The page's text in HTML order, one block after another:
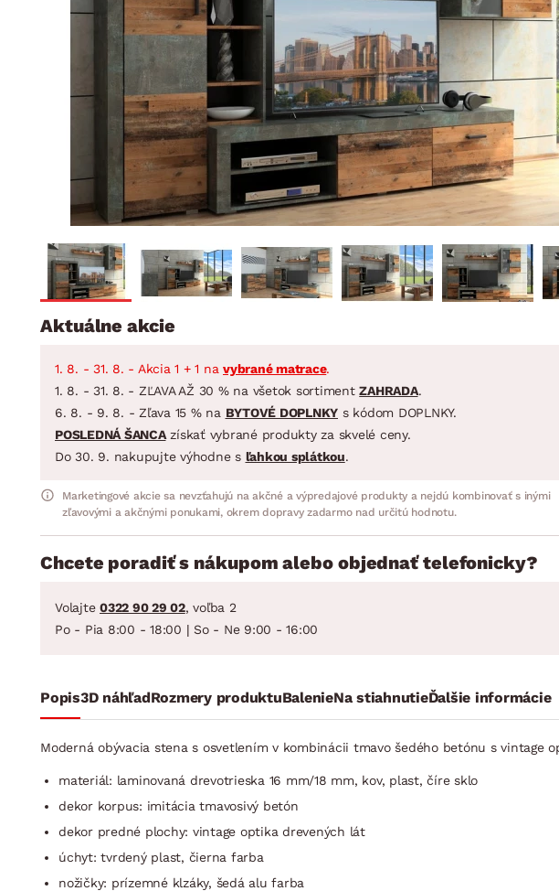
Detská izba
Predsieň, šatník a chodba
Kuchyňa
Kúpeľňa
Záhrada
Domácnosť
BYTOVÝ TEXTIL
Koberce
Závesy a žalúzie
STOLOVANIE A VARENIE
Jedálenský servis
Príbory
Hrnce
Panvice
Zobrazit vše
VEĽKÁ NOC
Jedálenské zostavy
Záhradné zostavy
Aktuálne akcie
1. 8. - 31. 8. - Akcia 1 + 1 na vybrané matrace.
1. 8. - 31. 8. - ZĽAVA AŽ 30 % na všetok sortimentZAHRADA.
6. 8. - 9. 8. - Zľava 15 % na BYTOVÉ DOPLNKY s kódom DOPLNKY.
POSLEDNÁ ŠANCAzískať vybrané produkty za skvelé ceny.
Do 30. 9. nakupujte výhodne s ľahkou splátkou.
Marketingové akcie sa nevzťahujú na akčné a výpredajové produkty a nejdú kombinovať s inými
zľavovými a akčnými ponukami, okrem dopravy zadarmo nad určitú hodnotu.
Chcete poradiť s nákupom alebo objednať telefonicky?
Volajte 0322 90 29 02, voľba 2
Po - Pia 8:00 - 18:00 | So - Ne 9:00 - 16:00
Popis3D náhľadRozmery produktuBalenieNa stiahnutieĎalšie informácie
Moderná obývacia stena s osvetlením v kombinácii tmavo šedého betónu s
materiál: laminovaná drevotrieska 16 mm/18 mm, kov, plast, číre sklo
dekor korpus: imitácia tmavosivý betón
dekor predné plochy: vintage optika drevených lát
úchyt: tvrdený plast, čierna farba
nožičky: prízemné klzáky, šedá alu farba